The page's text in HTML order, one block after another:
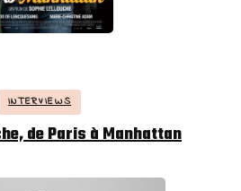
INTERVIEWS
de Paris à Manhattan